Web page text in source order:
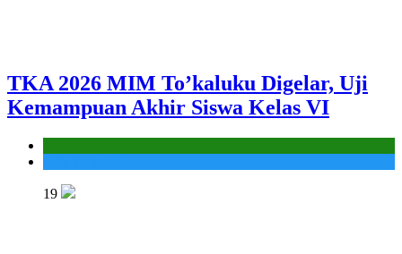
TKA 2026 MIM To’kaluku Digelar, Uji
Kemampuan Akhir Siswa Kelas VI
19